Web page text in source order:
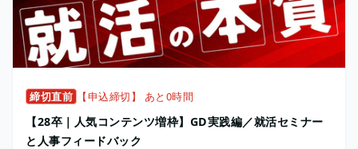
締切直前 【申込締切】 あと0時間
【28卒｜人気コンテンツ増枠】GD実践編／就活セミナー
と人事フィードバック